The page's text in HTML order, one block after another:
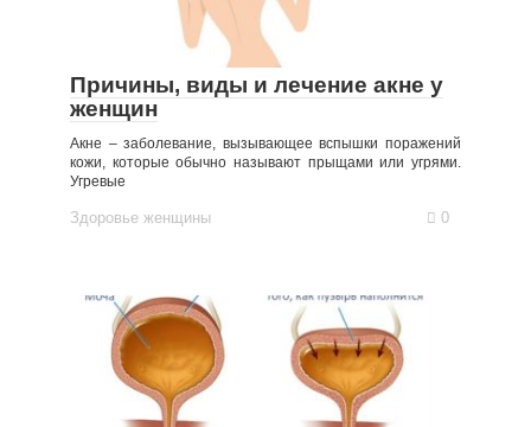
Причины, виды и лечение акне у
женщин
Акне – заболевание, вызывающее вспышки поражений
кожи, которые обычно называют прыщами или угрями.
Угревые
Здоровье женщины 0